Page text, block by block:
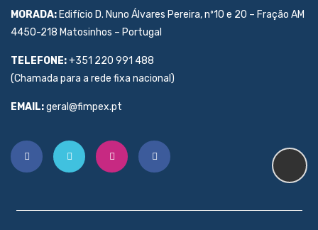
MORADA: Edifício D. Nuno Álvares Pereira, nº10 e 20 – Fração AM
4450-218 Matosinhos – Portugal
TELEFONE:+351 220 991 488
(Chamada para a rede fixa nacional)
EMAIL:geral@fimpex.pt